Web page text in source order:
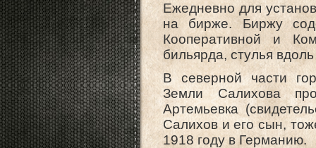
Ежедневно для
на бирже. Биржу
Кооперативной и
бильярда, стулья
В северной части
Земли Салихова
Артемьевка
Салихов и его сын,
1918 году в Германию.